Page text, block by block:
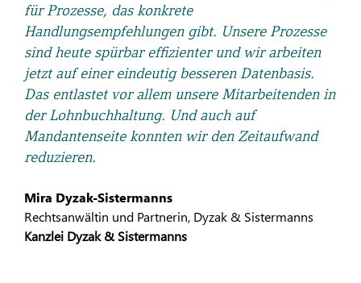
für Prozesse, das konkrete
Handlungsempfehlungen gibt. Unsere Prozesse
sind heute spürbar effizienter und wir arbeiten
jetzt auf einer eindeutig besseren Datenbasis.
Das entlastet vor allem unsere Mitarbeitenden in
der Lohnbuchhaltung. Und auch auf
Mandantenseite konnten wir den Zeitaufwand
reduzieren.
Mira Dyzak-Sistermanns
Rechtsanwältin und Partnerin, Dyzak & Sistermanns
Kanzlei Dyzak & Sistermanns